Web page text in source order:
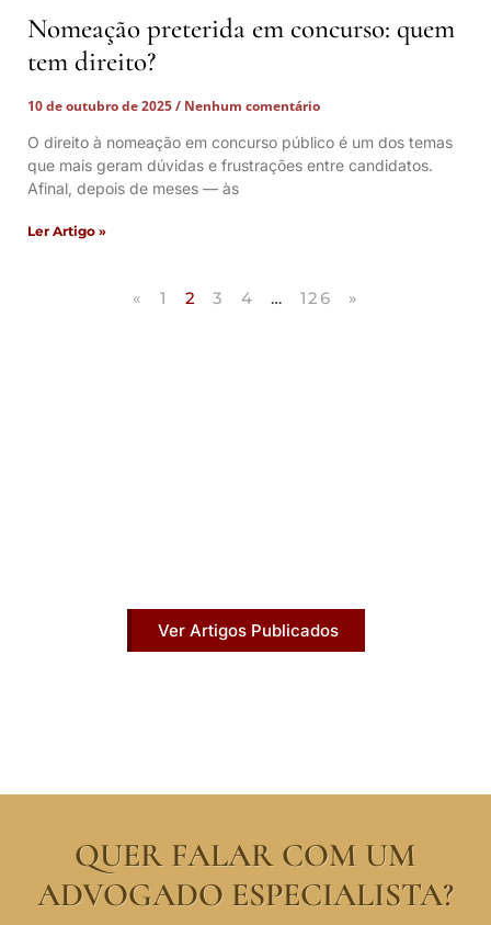
Nomeação preterida em concurso: quem
tem direito?
10 de outubro de 2025
Nenhum comentário
O direito à nomeação em concurso público é um dos temas
que mais geram dúvidas e frustrações entre candidatos.
Afinal, depois de meses — às
Ler Artigo »
« 1 2 3 4 … 126 »
Ver Artigos Publicados
QUER FALAR COM UM
ADVOGADO ESPECIALISTA?